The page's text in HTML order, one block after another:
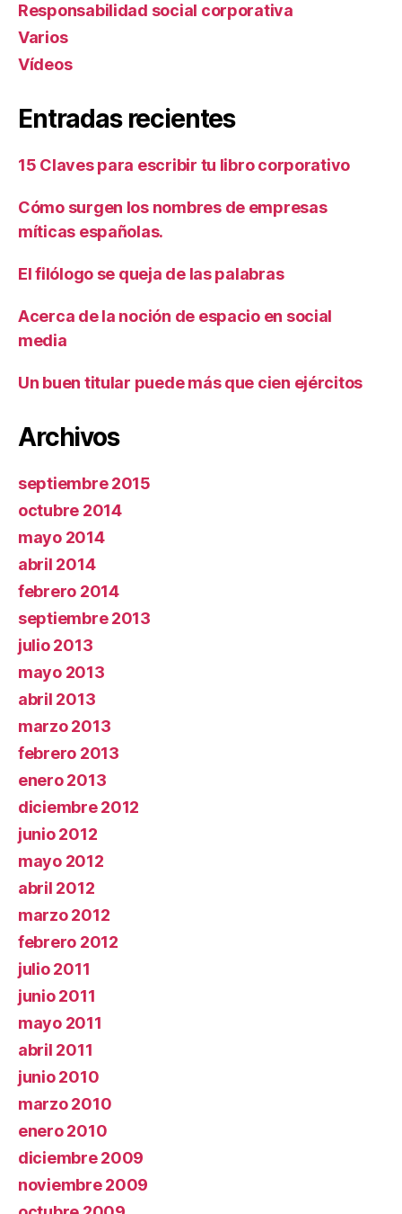
Responsabilidad social corporativa
Varios
Ví­deos
Entradas recientes
15 Claves para escribir tu libro corporativo
Cómo surgen los nombres de empresas
míticas españolas.
El filólogo se queja de las palabras
Acerca de la noción de espacio en social
media
Un buen titular puede más que cien ejércitos
Archivos
septiembre 2015
octubre 2014
mayo 2014
abril 2014
febrero 2014
septiembre 2013
julio 2013
mayo 2013
abril 2013
marzo 2013
febrero 2013
enero 2013
diciembre 2012
junio 2012
mayo 2012
abril 2012
marzo 2012
febrero 2012
julio 2011
junio 2011
mayo 2011
abril 2011
junio 2010
marzo 2010
enero 2010
diciembre 2009
noviembre 2009